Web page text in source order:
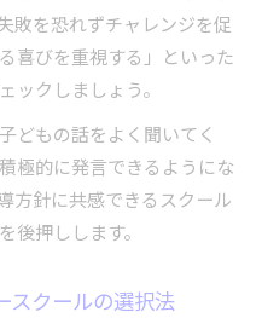
敗を恐れずチャレンジを促
喜びを重視する」といった
ックしましょう。
どもの話をよく聞いてく
極的に発言できるようにな
方針に共感できるスクール
後押しします。
スクールの選択法